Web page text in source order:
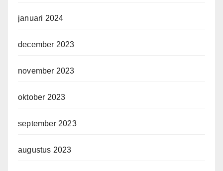
januari 2024
december 2023
november 2023
oktober 2023
september 2023
augustus 2023